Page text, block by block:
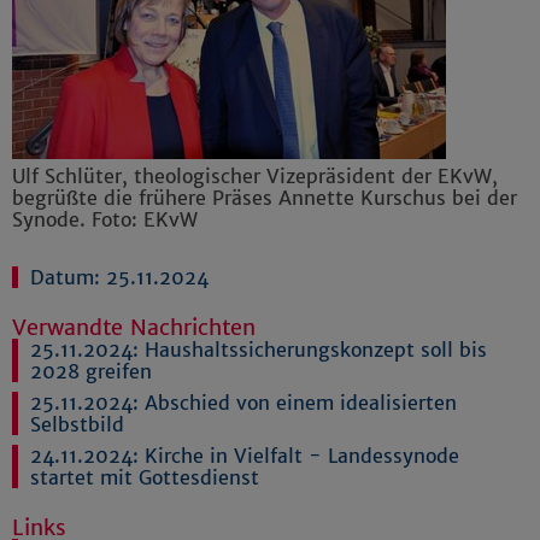
Ulf Schlüter, theologischer Vizepräsident der EKvW,
begrüßte die frühere Präses Annette Kurschus bei der
Synode. Foto: EKvW
Datum: 25.11.2024
Verwandte Nachrichten
25.11.2024: Haushaltssicherungskonzept soll bis
2028 greifen
25.11.2024: Abschied von einem idealisierten
Selbstbild
24.11.2024: Kirche in Vielfalt - Landessynode
startet mit Gottesdienst
Links